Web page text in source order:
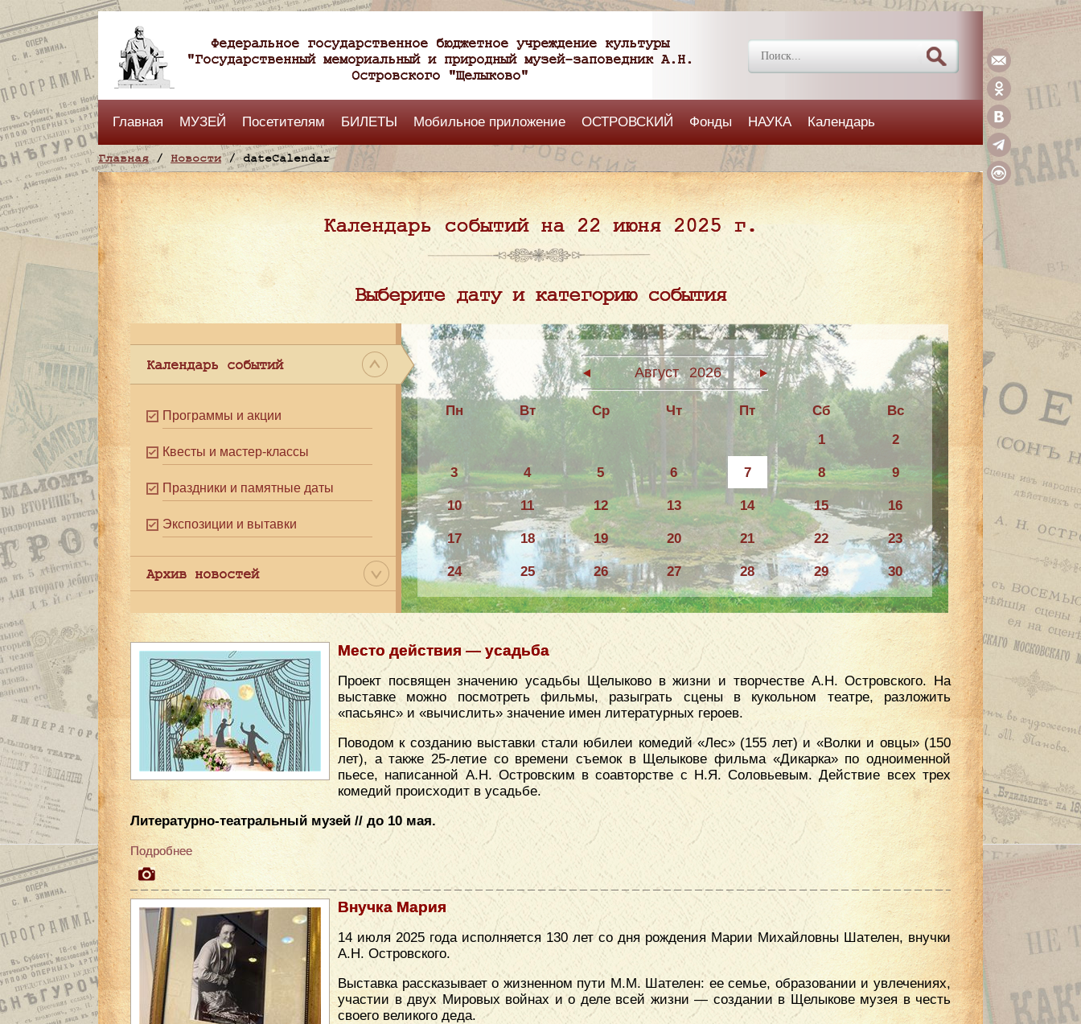
Федеральное государственное бюджетное учреждение культуры
"Государственный мемориальный и природный музей-заповедник А.Н.
Островского "Щелыково"
Главная МУЗЕЙ Посетителям БИЛЕТЫ Мобильное приложение ОСТРОВСКИЙ Фонды НАУКА Календарь
Главная/ Новости/ dateCalendar
Календарь событий на 22 июня 2025 г.
Выберите дату и категорию события
Календарь событий
Программы и акции
Квесты и мастер-классы
Праздники и памятные даты
Экспозиции и вытавки
Архив новостей
Август 2026
Пн Вт Ср Чт Пт Сб
Вс
1
2
3 4 5 6 7 8 9
10 11 12 13 14 15 16
17 18 19 20 21 22 23
24 25 26 27 28 29 30
31
Место действия — усадьба
Проект посвящен значению усадьбы Щелыково в жизни и творчестве А.Н. Островского. На
выставке можно посмотреть фильмы, разыграть сцены в кукольном театре, разложить
«пасьянс» и «вычислить» значение имен литературных героев.
Поводом к созданию выставки стали юбилеи комедий «Лес» (155 лет) и «Волки и овцы» (150
лет), а также 25-летие со времени съемок в Щелыкове фильма «Дикарка» по одноименной
пьесе, написанной А.Н. Островским в соавторстве с Н.Я. Соловьевым. Действие всех трех
комедий происходит в усадьбе.
Литературно-театральный музей // до 10 мая.
Подробнее
Внучка Мария
14 июля 2025 года исполняется 130 лет со дня рождения Марии Михайловны Шателен, внучки
А.Н. Островского.
Выставка рассказывает о жизненном пути М.М. Шателен: ее семье, образовании и увлечениях,
участии в двух Мировых войнах и о деле всей жизни — создании в Щелыкове музея в честь
своего великого деда.